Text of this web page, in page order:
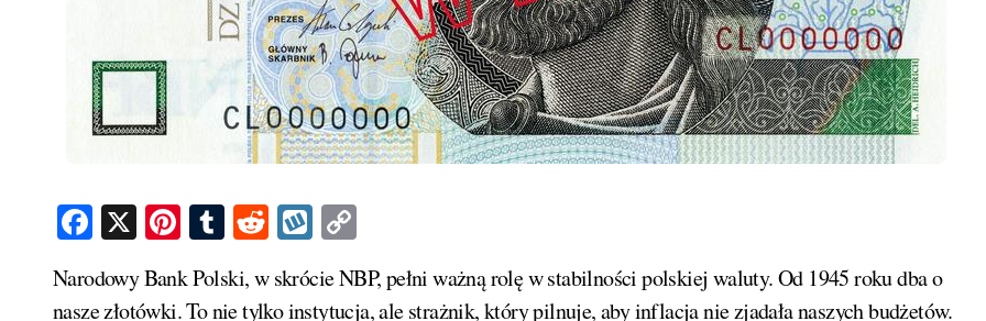
Facebook
X Pinterest
Tumblr
RedditWykop
Narodowy Bank Polski, w skrócie NBP, pełni ważną rolę w stabilności polskiej waluty. Od 1945 roku dba o
nasze złotówki. To nie tylko instytucja, ale strażnik, który pilnuje, aby inflacja nie zjadała naszych budżetów.